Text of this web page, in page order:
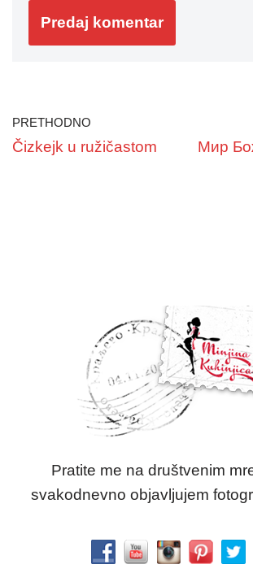
PRETHODNO
Čizkejk u ružičastom
Мир
Pratite me na društvenim
svakodnevno objavljujem